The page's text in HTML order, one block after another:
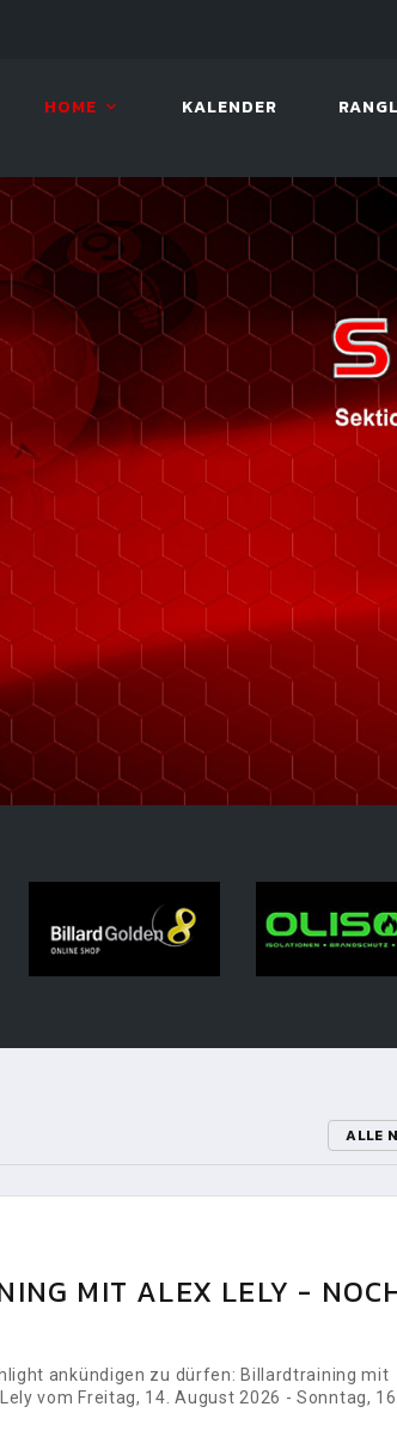
HOME KALENDER
ALLE
MIT ALEX LELY -
ankündigen zu dürfen: Billardtraining mit
vom Freitag, 14. August 2026 - Sonntag, 16.